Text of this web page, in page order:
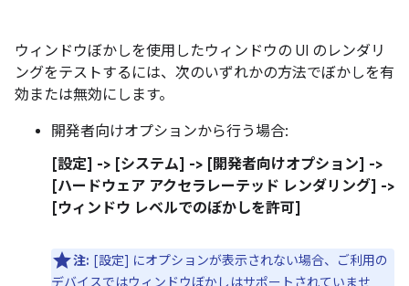
ウィンドウぼかしを使用したウィンドウの UI のレンダリ
ングをテストするには、次のいずれかの方法でぼかしを有
効または無効にします。
開発者向けオプションから行う場合:
[設定] -> [システム] -> [開発者向けオプション] ->
[ハードウェア アクセラレーテッド レンダリング] ->
[ウィンドウ レベルでのぼかしを許可]
注: [設定] にオプションが表示されない場合、ご利用の
デバイスではウィンドウぼかしはサポートされていませ